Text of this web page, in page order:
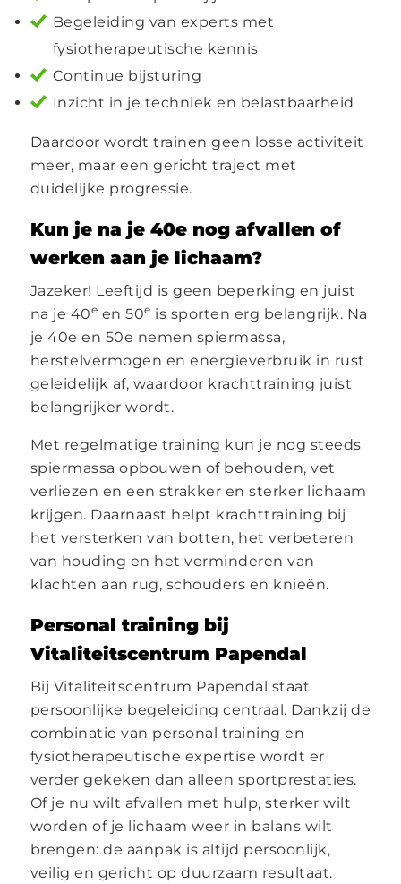
Begeleiding van experts met
fysiotherapeutische kennis
Continue bijsturing
Inzicht in je techniek en belastbaarheid
Daardoor wordt trainen geen losse activiteit
meer, maar een gericht traject met
duidelijke progressie.
Kun je na je 40e nog afvallen of
werken aan je lichaam?
Jazeker! Leeftijd is geen beperking en juist
na je 40e en 50e is sporten erg belangrijk. Na
je 40e en 50e nemen spiermassa,
herstelvermogen en energieverbruik in rust
geleidelijk af, waardoor krachttraining juist
belangrijker wordt.
Met regelmatige training kun je nog steeds
spiermassa opbouwen of behouden, vet
verliezen en een strakker en sterker lichaam
krijgen. Daarnaast helpt krachttraining bij
het versterken van botten, het verbeteren
van houding en het verminderen van
klachten aan rug, schouders en knieën.
Personal training bij
Vitaliteitscentrum Papendal
Bij Vitaliteitscentrum Papendal staat
persoonlijke begeleiding centraal. Dankzij de
combinatie van personal training en
fysiotherapeutische expertise wordt er
verder gekeken dan alleen sportprestaties.
Of je nu wilt afvallen met hulp, sterker wilt
worden of je lichaam weer in balans wilt
brengen: de aanpak is altijd persoonlijk,
veilig en gericht op duurzaam resultaat.